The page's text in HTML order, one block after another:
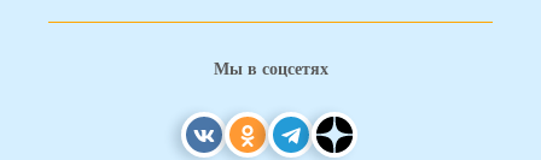
Мы в соцсетях